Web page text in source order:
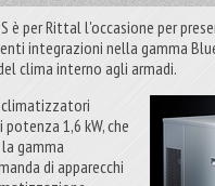
è per Rittal l'occasione per
integrazioni nella gamma
clima interno agli armadi.
1,6 kW, che
gamma
di apparecchi